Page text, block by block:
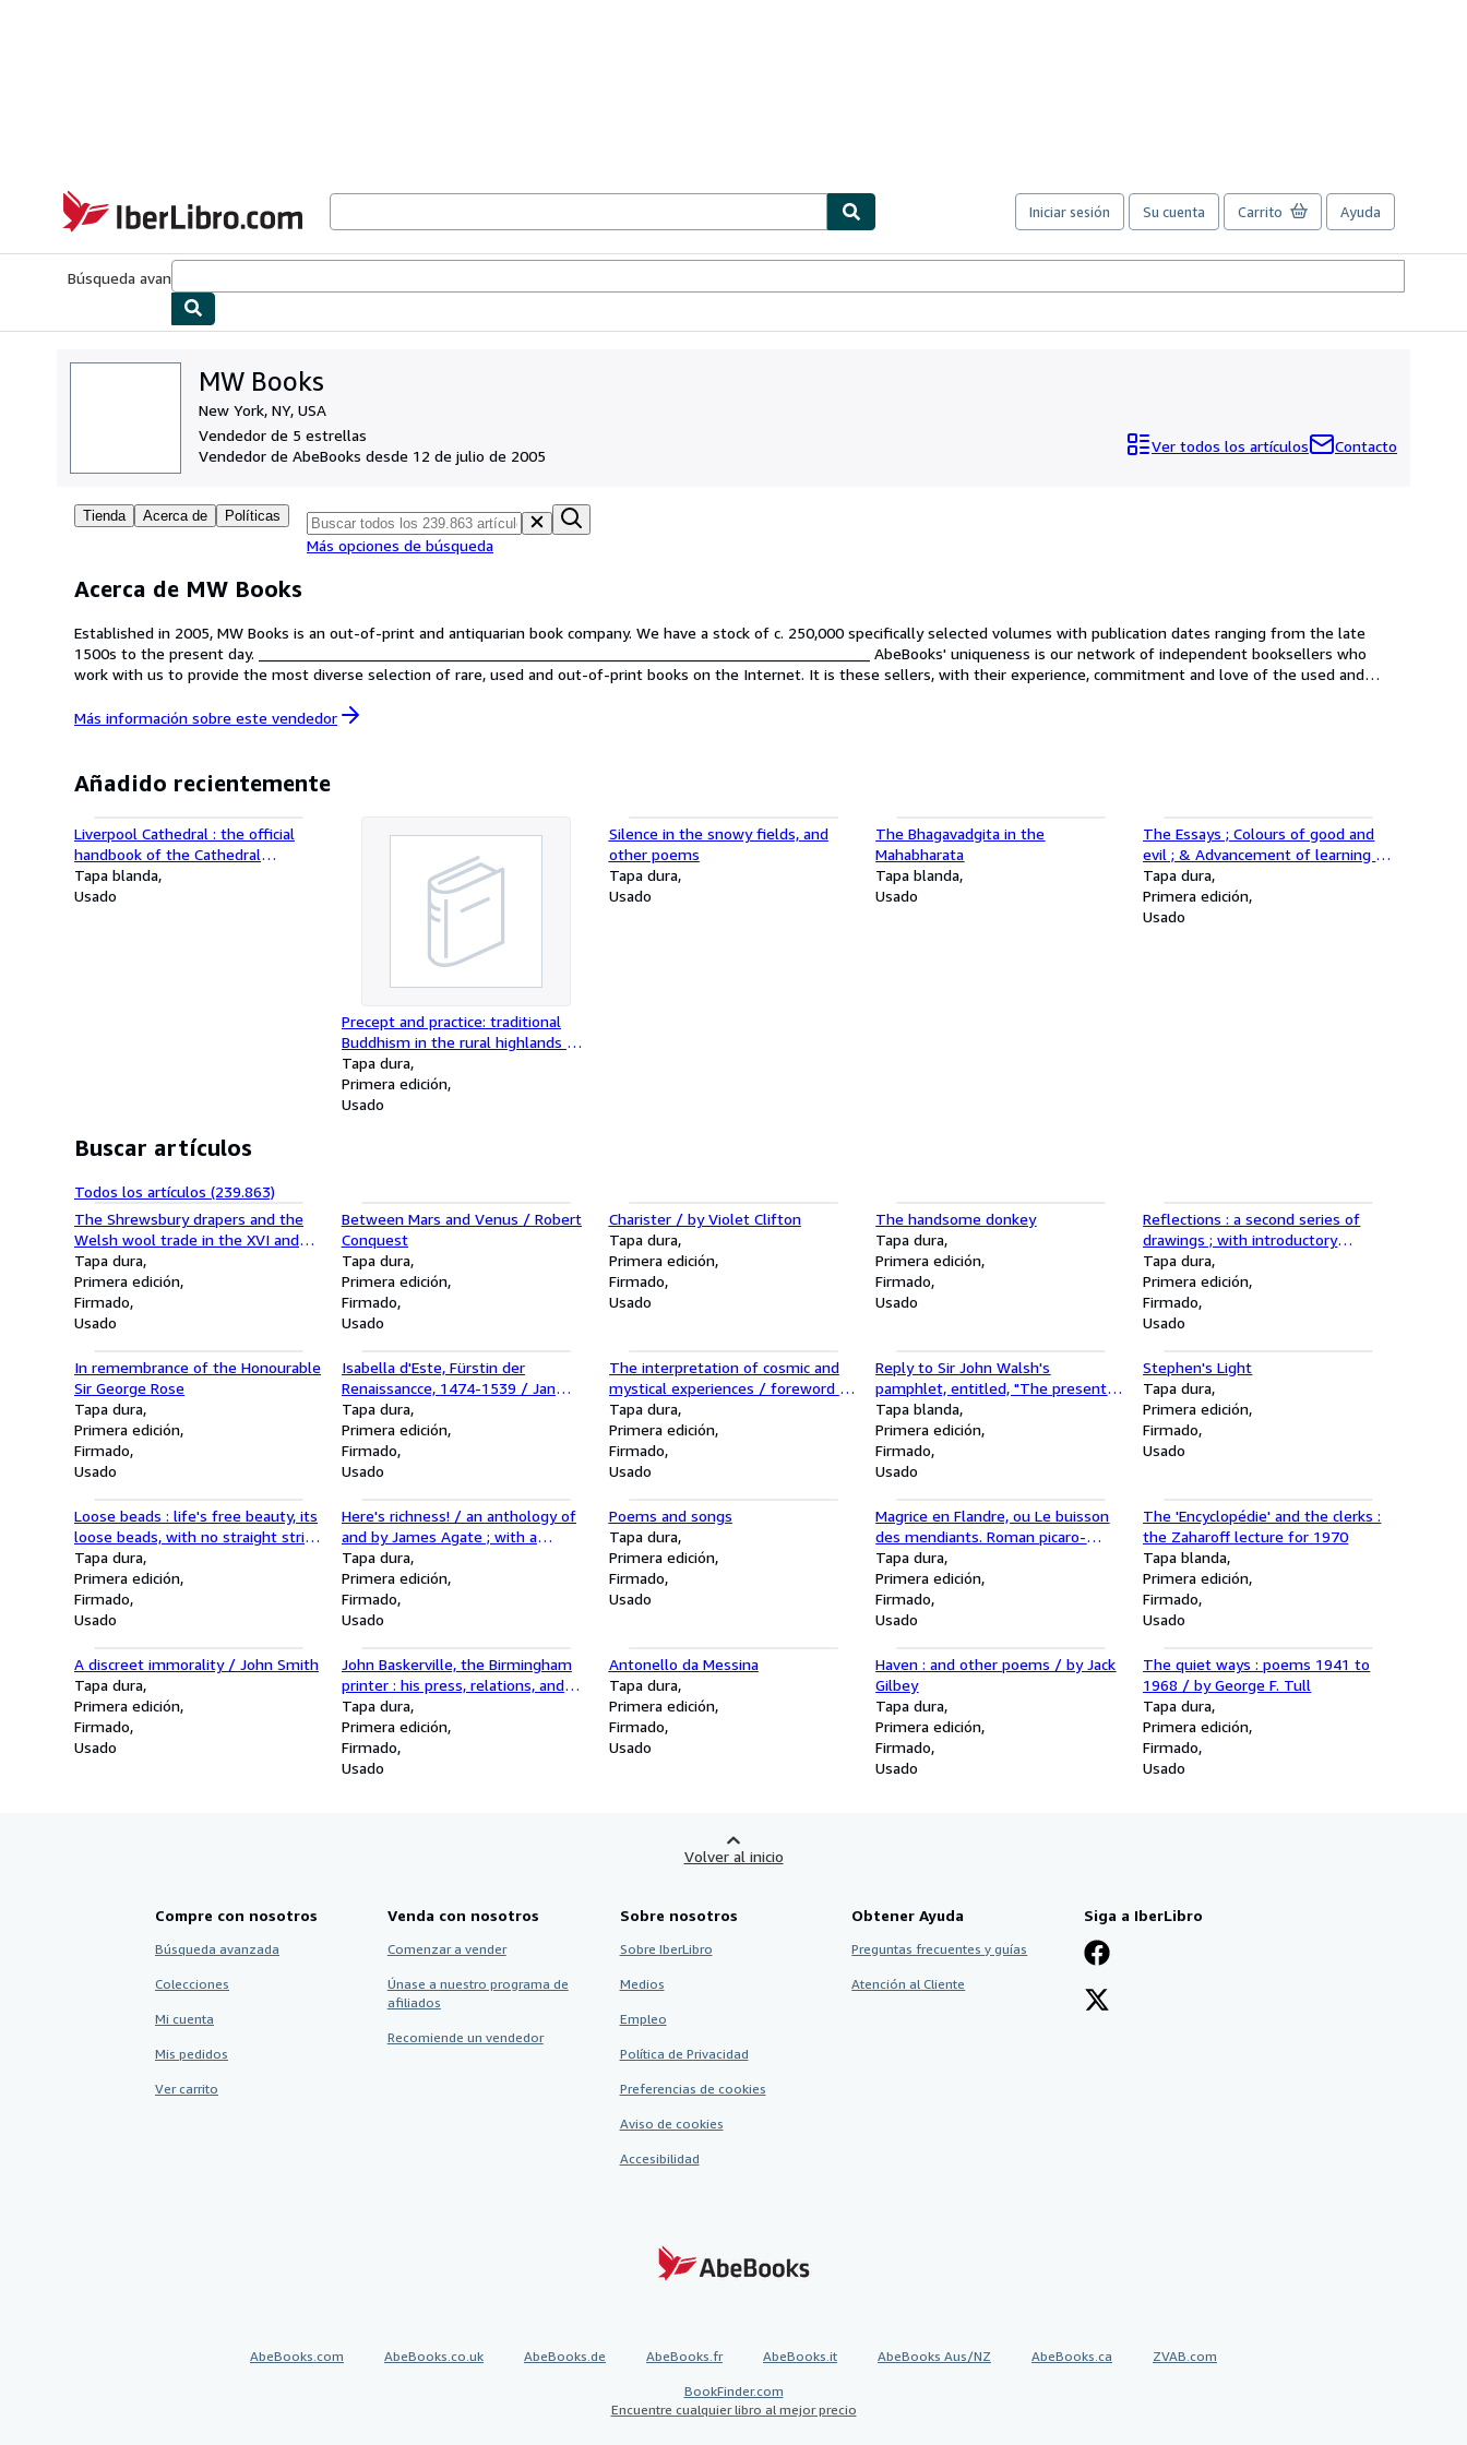
IberLibro.com
Iniciar sesión Su cuenta Carrito Ayuda
Búsqueda avanzada
MW Books
New York, NY, USA
Vendedor de 5 estrellas
Vendedor de AbeBooks desde 12 de julio de 2005
Ver todos los artículos Contacto
Tienda Acerca de Políticas
Más opciones de búsqueda
Acerca de MW Books
Established in 2005, MW Books is an out-of-print and antiquarian book company. We have a stock of c. 250,000 specifically selected volumes with publication dates ranging from the late
1500s to the present day. ________________________________________________________________________________ AbeBooks' uniqueness is our network of independent booksellers who
work with us to provide the most diverse selection of rare, used and out-of-print books on the Internet. It is these sellers, with their experience, commitment and love of the used and
Más información sobre este vendedor
Añadido recientemente
Liverpool Cathedral : the official
handbook of the Cathedral
Committee
Tapa blanda
Usado
Precept and practice: traditional
Buddhism in the rural highlands of
Ceylon / by Richard F. Gombrich
Tapa dura
Primera edición
Usado
Silence in the snowy fields, and
other poems
Tapa dura
Usado
The Bhagavadgita in the
Mahabharata
Tapa blanda
Usado
The Essays ; Colours of good and
evil ; & Advancement of learning of
Francis Bacon
Tapa dura
Primera edición
Usado
Buscar artículos
Todos los artículos (239.863)
The Shrewsbury drapers and the
Welsh wool trade in the XVI and
XVII centuries
Tapa dura
Primera edición
Firmado
Usado
Between Mars and Venus / Robert
Conquest
Tapa dura
Primera edición
Firmado
Usado
Charister / by Violet Clifton
Tapa dura
Primera edición
Firmado
Usado
The handsome donkey
Tapa dura
Primera edición
Firmado
Usado
Reflections : a second series of
drawings ; with introductory
comments by Laurence Binyon and
W.H. Davies / Edmond X. Kapp
Tapa dura
Primera edición
Firmado
Usado
In remembrance of the Honourable
Sir George Rose
Tapa dura
Primera edición
Firmado
Usado
Isabella d'Este, Fürstin der
Renaissancce, 1474-1539 / Jan
Lauts
Tapa dura
Primera edición
Firmado
Usado
The interpretation of cosmic and
mystical experiences / foreword by
J. D. Pearce-Higgins
Tapa dura
Primera edición
Firmado
Usado
Reply to Sir John Walsh's
pamphlet, entitled, "The present
balance of parties" / by Montagu
Gore
Tapa blanda
Primera edición
Firmado
Usado
Stephen's Light
Tapa dura
Primera edición
Firmado
Usado
Loose beads : life's free beauty, its
loose beads, with no straight string
running through
Tapa dura
Primera edición
Firmado
Usado
Here's richness! / an anthology of
and by James Agate ; with a
foreword by Osbert Sitwell
Tapa dura
Primera edición
Firmado
Usado
Poems and songs
Tapa dura
Primera edición
Firmado
Usado
Magrice en Flandre, ou Le buisson
des mendiants. Roman picaro-
chevaleresque. Vignettes
d'Edmond Van Offel gravées par G.
Minguet et M. Poortman
Tapa dura
Primera edición
Firmado
Usado
The 'Encyclopédie' and the clerks :
the Zaharoff lecture for 1970
Tapa blanda
Primera edición
Firmado
Usado
A discreet immorality / John Smith
Tapa dura
Primera edición
Firmado
Usado
John Baskerville, the Birmingham
printer : his press, relations, and
friends, Vol. 2
Tapa dura
Primera edición
Firmado
Usado
Antonello da Messina
Tapa dura
Primera edición
Firmado
Usado
Haven : and other poems / by Jack
Gilbey
Tapa dura
Primera edición
Firmado
Usado
The quiet ways : poems 1941 to
1968 / by George F. Tull
Tapa dura
Primera edición
Firmado
Usado
Volver al inicio
Compre con nosotros
Búsqueda avanzada
Colecciones
Mi cuenta
Mis pedidos
Ver carrito
Venda con nosotros
Comenzar a vender
Únase a nuestro programa de
afiliados
Recomiende un vendedor
Sobre nosotros
Sobre IberLibro
Medios
Empleo
Política de Privacidad
Preferencias de cookies
Aviso de cookies
Accesibilidad
Obtener Ayuda
Preguntas frecuentes y guías
Atención al Cliente
Siga a IberLibro
AbeBooks.com AbeBooks.co.uk AbeBooks.de AbeBooks.fr AbeBooks.it AbeBooks Aus/NZ AbeBooks.ca ZVAB.com
BookFinder.com
Encuentre cualquier libro al mejor precio